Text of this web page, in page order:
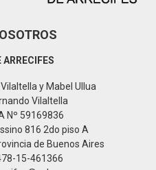
ARRECIFES
y Mabel Ullua
Vilaltella
Nº 59169836
816 2do piso A
de Buenos Aires
15-461366